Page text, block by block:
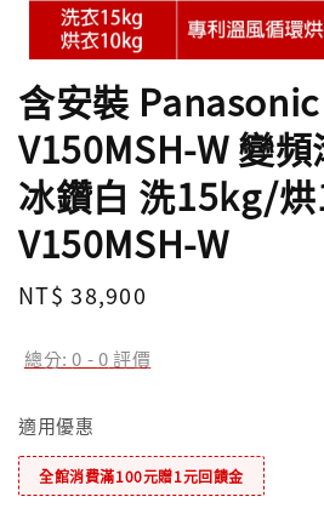
含安裝
V150MSH-W 變
冰鑽白 洗15kg/
V150MSH-W
Regular
NT$ 38,900
總分:0 -0評價
適用優惠
全館消費滿100元贈1元回饋金